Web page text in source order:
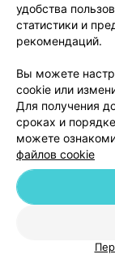
г. Минск,
удобства
статистики и
рекомендаций.
Вы можете
cookie или
Для получения
сроках и
можете
файлов cookie